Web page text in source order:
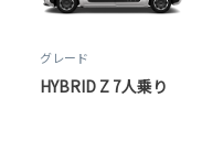
グレード
HYBRID Z 7人乗り